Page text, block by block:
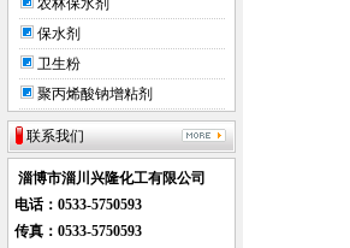
农林保水剂
保水剂
卫生粉
聚丙烯酸钠增粘剂
联系我们
淄博市淄川兴隆化工有限公司
电话：0533-5750593
传真：0533-5750593